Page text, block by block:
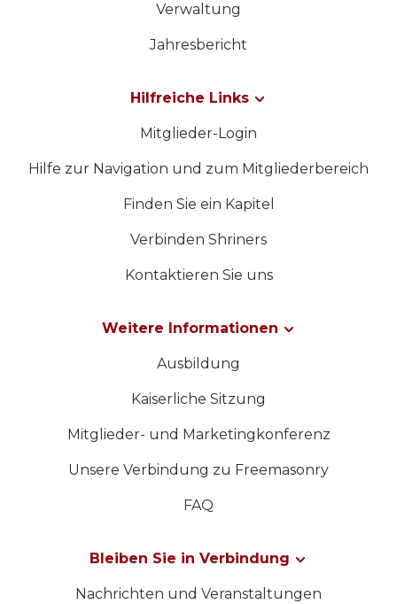
Verwaltung
Jahresbericht
Hilfreiche Links
Mitglieder-Login
Hilfe zur Navigation und zum Mitgliederbereich
Finden Sie ein Kapitel
Verbinden Shriners
Kontaktieren Sie uns
Weitere Informationen
Ausbildung
Kaiserliche Sitzung
Mitglieder- und Marketingkonferenz
Unsere Verbindung zu Freemasonry
FAQ
Bleiben Sie in Verbindung
Nachrichten und Veranstaltungen